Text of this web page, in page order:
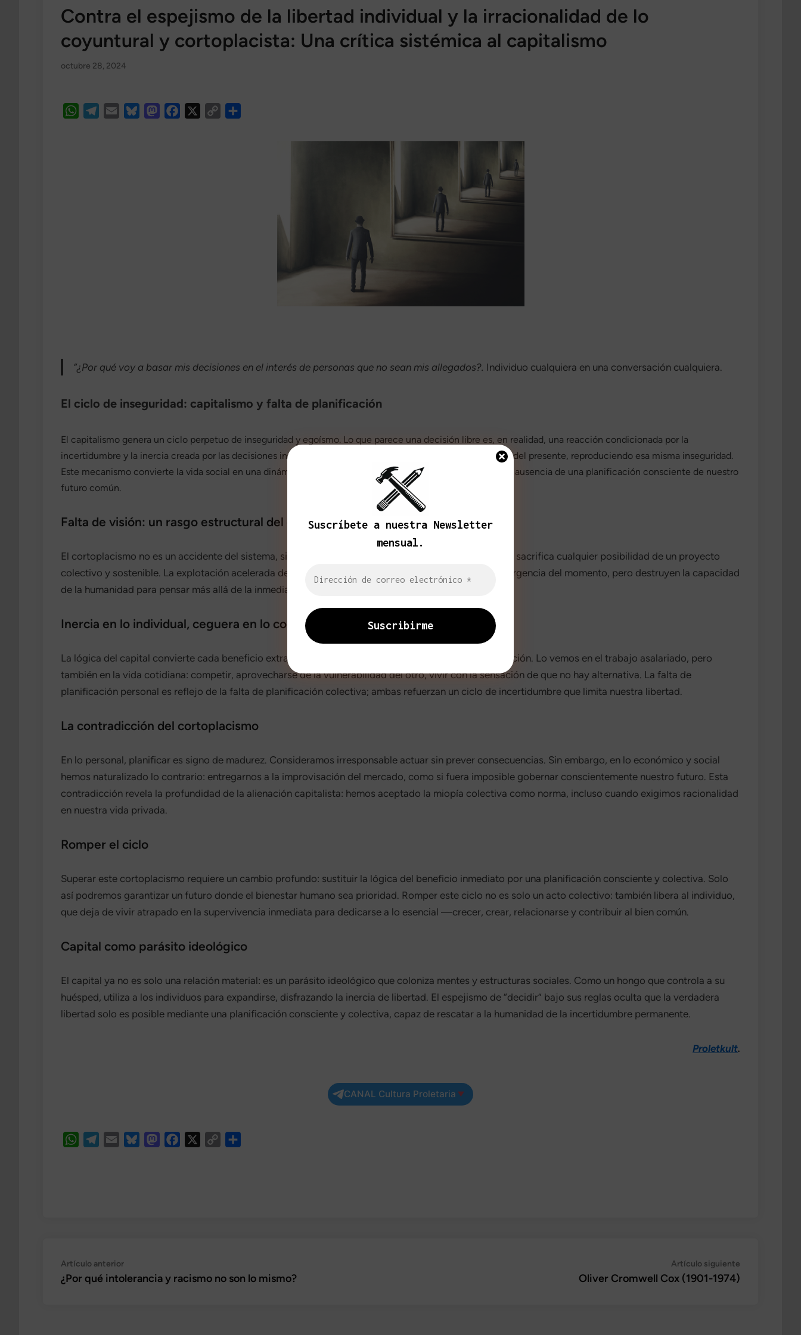
Contra el espejismo de la libertad individual y la irracionalidad de lo
coyuntural y cortoplacista: Una crítica sistémica al capitalismo
octubre 28, 2024
WhatsAppTelegram
Email BlueskyMastodonFacebook
Copy
“¿Por qué voy a basar mis decisiones en el interés de personas que no sean mis allegados?. Individuo cualquiera en una conversación cualquiera.
El ciclo de inseguridad: capitalismo y falta de planificación
El capitalismo genera un ciclo perpetuo de inseguridad y egoísmo. Lo que parece una decisión libre es, en realidad, una reacción condicionada por la
incertidumbre y la inercia creada por las decisiones inmediatas de otros. Cada individuo responde al miedo del presente, reproduciendo esa misma inseguridad.
Este mecanismo convierte la vida social en una dinámica de crisis constante y revela algo más profundo: la ausencia de una planificación consciente de nuestro
futuro común.
Falta de visión: un rasgo estructural del capitalismo
El cortoplacismo no es un accidente del sistema, sino su núcleo. Al priorizar el beneficio inmediato, se sacrifica cualquier posibilidad de un proyecto
colectivo y sostenible. La explotación acelerada de recursos y las políticas reactivas responden a la urgencia del momento, pero destruyen la capacidad
de la humanidad para pensar más allá de la inmediatez.
Inercia en lo individual, ceguera en lo colectivo
La lógica del capital convierte cada beneficio extraído de la necesidad ajena en una forma de explotación. Lo vemos en el trabajo asalariado, pero
también en la vida cotidiana: competir, aprovecharse de la vulnerabilidad del otro, vivir con la sensación de que no hay alternativa. La falta de
planificación personal es reflejo de la falta de planificación colectiva; ambas refuerzan un ciclo de incertidumbre que limita nuestra libertad.
La contradicción del cortoplacismo
En lo personal, planificar es signo de madurez. Consideramos irresponsable actuar sin prever consecuencias. Sin embargo, en lo económico y social
hemos naturalizado lo contrario: entregarnos a la improvisación del mercado, como si fuera imposible gobernar conscientemente nuestro futuro. Esta
contradicción revela la profundidad de la alienación capitalista: hemos aceptado la miopía colectiva como norma, incluso cuando exigimos racionalidad
en nuestra vida privada.
Romper el ciclo
Superar este cortoplacismo requiere un cambio profundo: sustituir la lógica del beneficio inmediato por una planificación consciente y colectiva. Solo
así podremos garantizar un futuro donde el bienestar humano sea prioridad. Romper este ciclo no es solo un acto colectivo: también libera al individuo,
que deja de vivir atrapado en la supervivencia inmediata para dedicarse a lo esencial —crecer, crear, relacionarse y contribuir al bien común.
Capital como parásito ideológico
El capital ya no es solo una relación material: es un parásito ideológico que coloniza mentes y estructuras sociales. Como un hongo que controla a su
huésped, utiliza a los individuos para expandirse, disfrazando la inercia de libertad. El espejismo de “decidir” bajo sus reglas oculta que la verdadera
libertad solo es posible mediante una planificación consciente y colectiva, capaz de rescatar a la humanidad de la incertidumbre permanente.
Proletkult.
Suscríbete a nuestra Newsletter
mensual.
CANAL Cultura Proletaria
WhatsAppTelegram
Email BlueskyMastodonFacebook
Copy
Navegación
de
Artículo anteriorArtículo
anterior:
¿Por qué intolerancia y racismo no son lo mismo?
Artículo siguiente
Oliver Cromwell Cox (1901-1974)